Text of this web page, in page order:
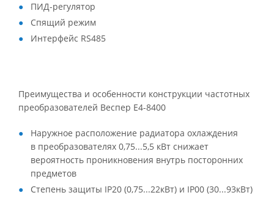
ПИД-регулятор
Спящий режим
Интерфейс RS485
Преимущества и особенности конструкции частотных
преобразователей Веспер Е4-8400
Наружное расположение радиатора охлаждения
в преобразователях 0,75...5,5 кВт снижает
вероятность проникновения внутрь посторонних
предметов
Степень защиты IP20 (0,75...22кВт) и IP00 (30...93кВт)